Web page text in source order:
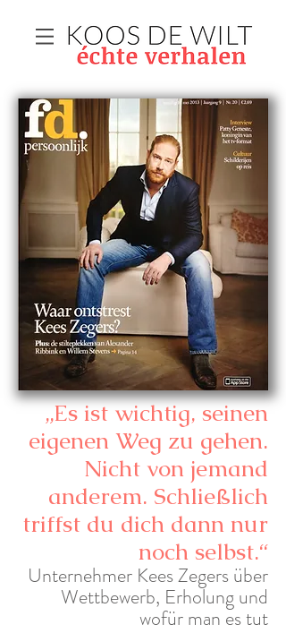
„Es ist wichtig, seinen
eigenen Weg zu gehen.
Nicht von jemand
anderem. Schließlich
triffst du dich dann nur
noch selbst.“
Unternehmer Kees Zegers über
Wettbewerb, Erholung und
wofür man es tut